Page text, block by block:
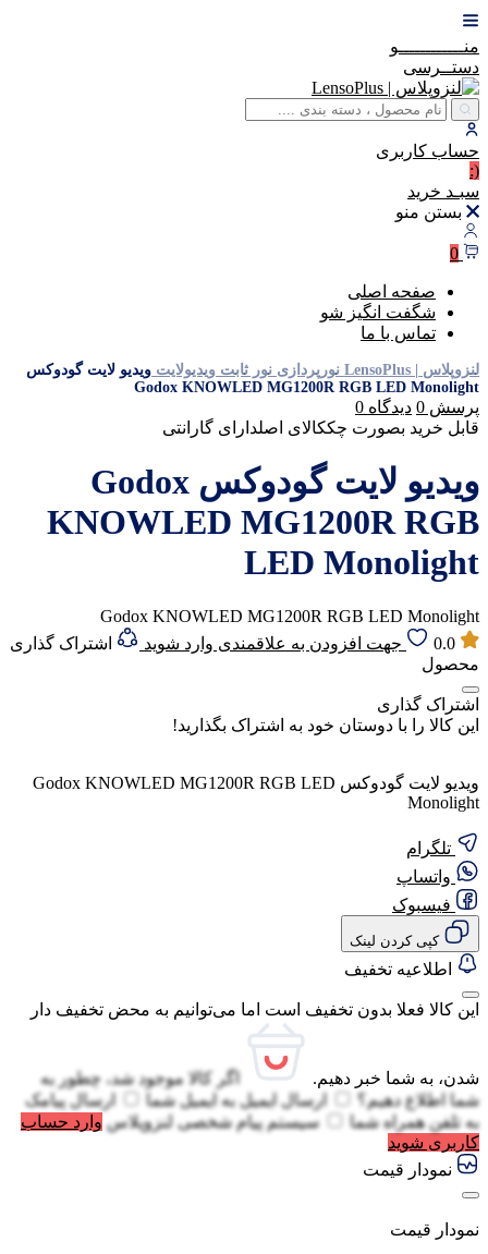
منــــــــــــو
دستــرسی
حساب کاربری
(:
سبـد خرید
بستن منو
0
صفحه اصلی
شگفت انگیز شو
تماس با ما
لنزوپلاس | LensoPlus نورپردازی نور ثابت ویدیولایت ویدیو لایت گودوکس
Godox KNOWLED MG1200R RGB LED Monolight
پرسش 0 دیدگاه 0
قابل خرید بصورت چککالای اصلدارای گارانتی
ویدیو لایت گودوکس Godox
KNOWLED MG1200R RGB
LED Monolight
Godox KNOWLED MG1200R RGB LED Monolight
0.0
جهت افزودن به علاقمندی وارد شوید
اشتراک گذاری
محصول
اشتراک گذاری
این کالا را با دوستان خود به اشتراک بگذارید!
ویدیو لایت گودوکس Godox KNOWLED MG1200R RGB LED
Monolight
تلگرام
واتساپ
فیسبوک
کپی کردن لینک
اطلاعیه تخفیف
این کالا فعلا بدون تخفیف است اما می‌توانیم به محض تخفیف دار
شدن، به شما خبر دهیم.
اگر کالا موجود شد، چطور به
شما اطلاع دهیم؟
ارسال ایمیل به ایمیل شما
ارسال پیامک
به تلفن همراه شما سیستم پیام شخصی لنزوپلاس وارد حساب
کاربری شوید
نمودار قیمت
نمودار قیمت